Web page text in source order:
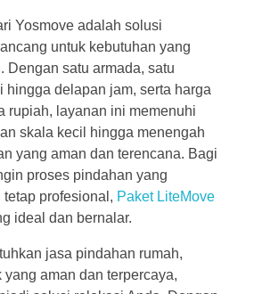
Yosmove adalah solusi
untuk kebutuhan yang
Dengan satu armada, satu
hingga delapan jam, serta harga
rupiah, layanan ini memenuhi
skala kecil hingga menengah
yang aman dan terencana. Bagi
proses pindahan yang
profesional, Paket LiteMove
ideal dan bernalar.
jasa pindahan rumah,
yang aman dan terpercaya,